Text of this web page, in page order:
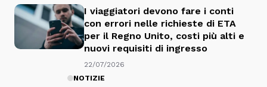
I viaggiatori devono fare i conti
con errori nelle richieste di ETA
per il Regno Unito, costi più alti e
nuovi requisiti di ingresso
22/07/2026
NOTIZIE